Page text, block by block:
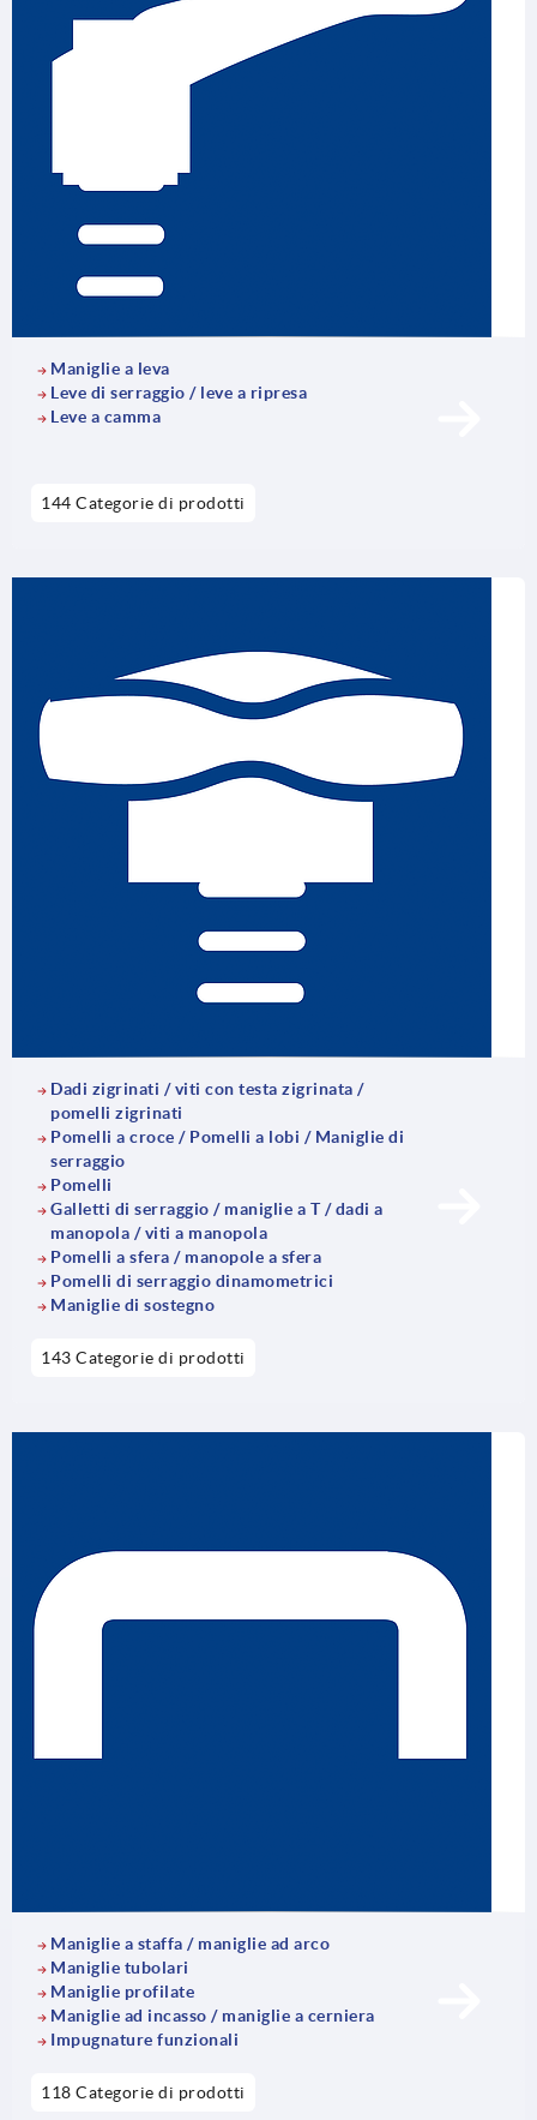
funzionamento di impianti automatizzati, robot e
macchinari, e garantiscono una lunga durata e una
riduzione al minimo dei tempi di inattività grazie all'elevata
qualità del prodotto.
Maniglie a leva
Leve di serraggio / leve a ripresa
Leve a camma
144 Categorie di prodotti
Dadi zigrinati / viti con testa zigrinata /
pomelli zigrinati
Pomelli a croce / Pomelli a lobi / Maniglie di
serraggio
Pomelli
Galletti di serraggio / maniglie a T / dadi a
manopola / viti a manopola
Pomelli a sfera / manopole a sfera
Pomelli di serraggio dinamometrici
Maniglie di sostegno
143 Categorie di prodotti
Maniglie a staffa / maniglie ad arco
Maniglie tubolari
Maniglie profilate
Maniglie ad incasso / maniglie a cerniera
Impugnature funzionali
118 Categorie di prodotti